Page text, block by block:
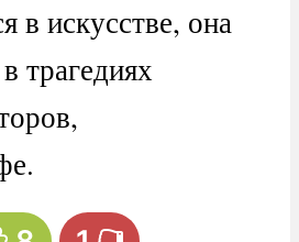
в искусстве, она
трагедиях